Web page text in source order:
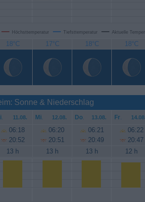
Höchsttemperatur Tiefsttemperatur Aktuelle
18°C 17°C 18°C 18°C
Sonne & Niederschlag
. 11.08. Mi. 12.08. Do. 13.08. Fr.
06:18
20:52
06:20
20:51
06:21
20:49
06:22
20:47
13 h 13 h 13 h 12 h